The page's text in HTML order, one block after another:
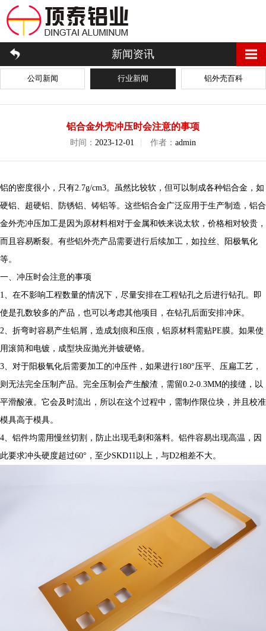
新闻资讯
公司新闻 行业新闻 铝外壳百科
铝合金外壳冲压时会注意的事项
时间： 2023-12-01 作者： admin
铝的密度很小，只有2.7g/cm3。虽然比较软，但可以制成各种铝合金，如
硬铝、超硬铝、防锈铝、铸铝等。这些铝合金广泛应用于生产制造，铝合
金外壳冲压加工是因为原材料相对于金属和铁来说太软，价格相对较贵，
而且容易断裂。有些铝外壳产品需要进行后续加工，如拉丝、阳极氧化
等。
一、冲压时会注意的事项
1、在不影响工程数量的情况下，尽量安排在工程钻孔之后进行钻孔。即
使是孔数较多的产品，也可以考虑其他项目，在钻孔后面安排冲床。
2、折弯时容易产生铝屑，造成划痕和压痕，铝原材料需贴PE膜。如果使
用滚筒和电镀，成型块应抛光并镀硬铬。
3、对于阳极氧化后需要加工的冲压件，如果进行180°压平、压扁工艺，
则无法完全压制产品。完全压制会产生酸渣，需留0.2-0.3MM的接缝，以
平滑酸液。它会及时流出，所以在这个过程中，需制作限位块，并且校准
模具高于模具。
4、铝件均需用慢丝切割，防止出现毛刺和落料。铝件容易出现高温，因
此要求冲头硬度超过60°，至少SKD11以上，与D2相差不大。